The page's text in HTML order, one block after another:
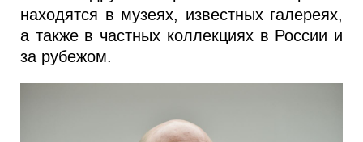
находятся в музеях, известных галереях,
а также в частных коллекциях в России и
за рубежом.